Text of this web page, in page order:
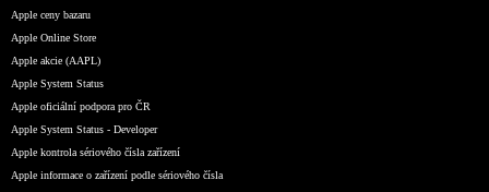
Apple ceny bazaru
Apple Online Store
Apple akcie (AAPL)
Apple System Status
Apple oficiální podpora pro ČR
Apple System Status - Developer
Apple kontrola sériového čísla zařízení
Apple informace o zařízení podle sériového čísla